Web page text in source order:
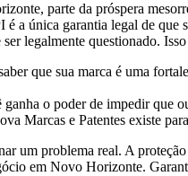
parte da próspera
a única garantia legal de que
legalmente questionado.
que sua marca é uma
o poder de impedir que
Marcas e Patentes existe
um problema real. A
em Novo Horizonte.